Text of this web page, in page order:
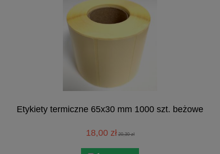
Etykiety termiczne 65x30 mm 1000 szt. beżowe
18,00 zł 20,30 zł